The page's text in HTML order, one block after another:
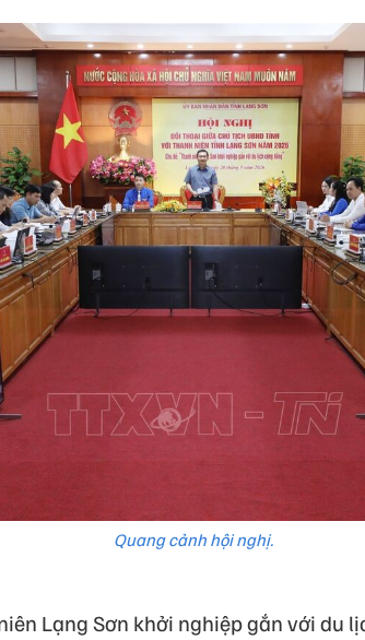
Quang cảnh hội nghị.
Lạng Sơn khởi nghiệp gắn với du